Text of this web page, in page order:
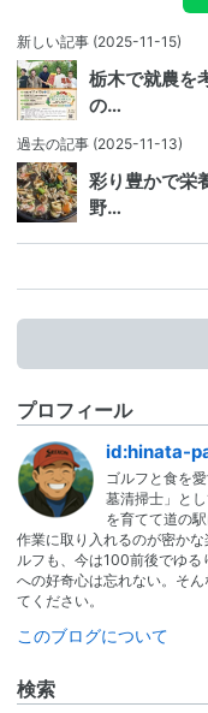
新しい記事 (2025-11-15)
栃木で就農を
の…
過去の記事 (2025-11-13)
彩り豊かで栄
野…
プロフィール
id:hinata-
ゴルフと食を
墓清掃士」と
を育てて道の
作業に取り入れるのが密か
ルフも、今は100前後でゆる
への好奇心は忘れない。そ
てください。
このブログについて
検索